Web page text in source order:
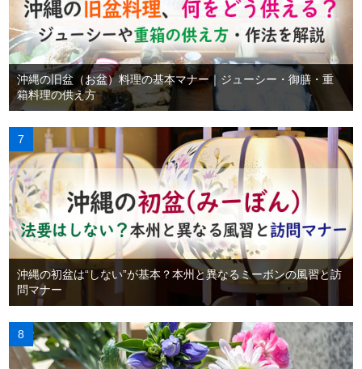
沖縄の旧盆（お盆）料理の基本マナー｜ジューシー・御膳・重
箱料理の供え方
沖縄の初盆は“しない”が基本？本州と異なるミーボンの風習と訪
問マナー